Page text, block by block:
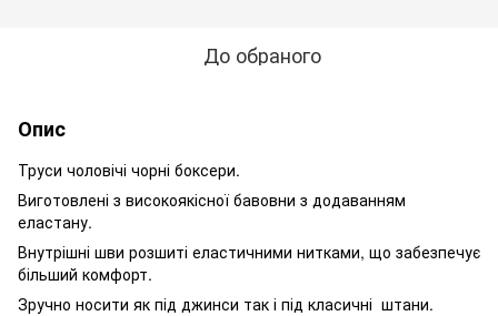
До обраного
Опис
Труси чоловічі чорні боксери.
Виготовлені з високоякісної бавовни з додаванням
еластану.
Внутрішні шви розшиті еластичними нитками, що забезпечує
більший комфорт.
Зручно носити як під джинси так і під класичні штани.